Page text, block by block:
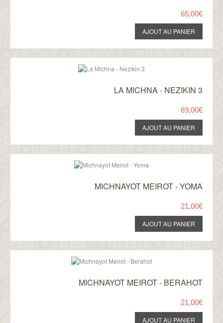
65,00€
LA MICHNA - NEZIKIN 3
69,00€
MICHNAYOT MEIROT - YOMA
21,00€
MICHNAYOT MEIROT - BERAHOT
21,00€